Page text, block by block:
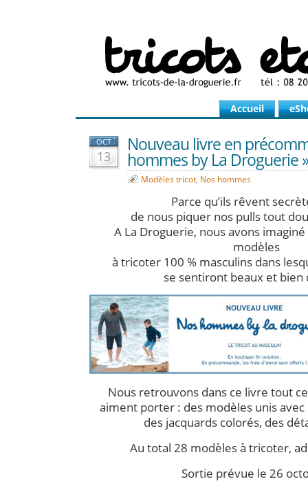
Accueil
OCT
13
Nouveau livre en
hommes by La Droguerie »
Modèles tricot, Nos hommes
Parce qu’ils rêvent
de nous piquer nos pulls tout
A La Droguerie, nous avons
modèles
à tricoter 100 % masculins dans
se sentiront beaux et bien
Nous retrouvons dans ce livre tout
aiment porter : des modèles unis
des jacquards colorés, des
Au total 28 modèles à tricoter,
Sortie prévue le 26